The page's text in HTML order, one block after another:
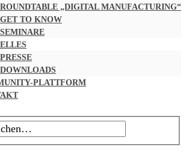
ROUNDTABLE „DIGITAL MANUFACTURING“
GET TO KNOW
SEMINARE
PRESSE
DOWNLOADS
PLATTFORM